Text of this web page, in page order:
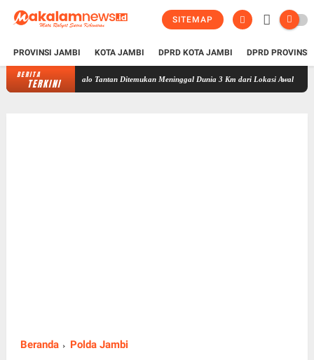
SITEMAP
PROVINSI JAMBI KOTA JAMBI DPRD KOTA JAMBI DPRD
BERITA
TERKINI
Sungai Nalo Tantan Ditemukan Meninggal Dunia 3 Km dari Lokasi Awal Al Haris
Beranda Polda Jambi